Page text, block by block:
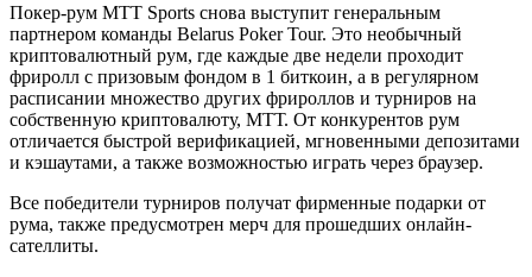
Покер-рум MTT Sports снова выступит генеральным
партнером команды Belarus Poker Tour. Это необычный
криптовалютный рум, где каждые две недели проходит
фриролл с призовым фондом в 1 биткоин, а в регулярном
расписании множество других фрироллов и турниров на
собственную криптовалюту, МТТ. От конкурентов рум
отличается быстрой верификацией, мгновенными депозитами
и кэшаутами, а также возможностью играть через браузер.
Все победители турниров получат фирменные подарки от
рума, также предусмотрен мерч для прошедших онлайн-
сателлиты.